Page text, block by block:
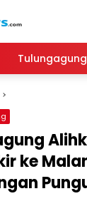
Tulungagung
ke